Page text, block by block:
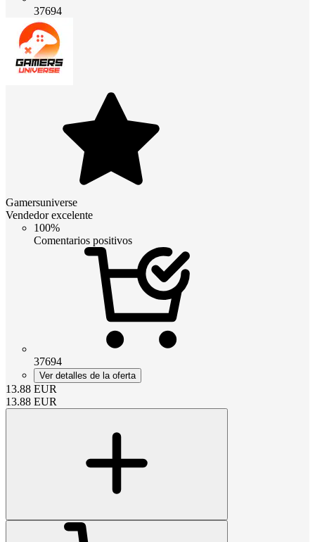
37694
Gamersuniverse
Vendedor excelente
100%
Comentarios positivos
37694
Ver detalles de la oferta
13.88 EUR
13.88 EUR